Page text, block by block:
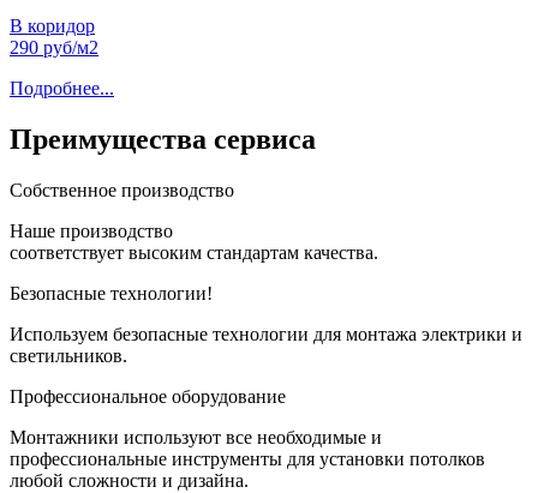
В коридор
290 руб/м2
Подробнее...
Преимущества сервиса
Собственное производство
Наше производство
соответствует высоким стандартам качества.
Безопасные технологии!
Используем безопасные технологии для монтажа электрики и
светильников.
Профессиональное оборудование
Монтажники используют все необходимые и
профессиональные инструменты для установки потолков
любой сложности и дизайна.